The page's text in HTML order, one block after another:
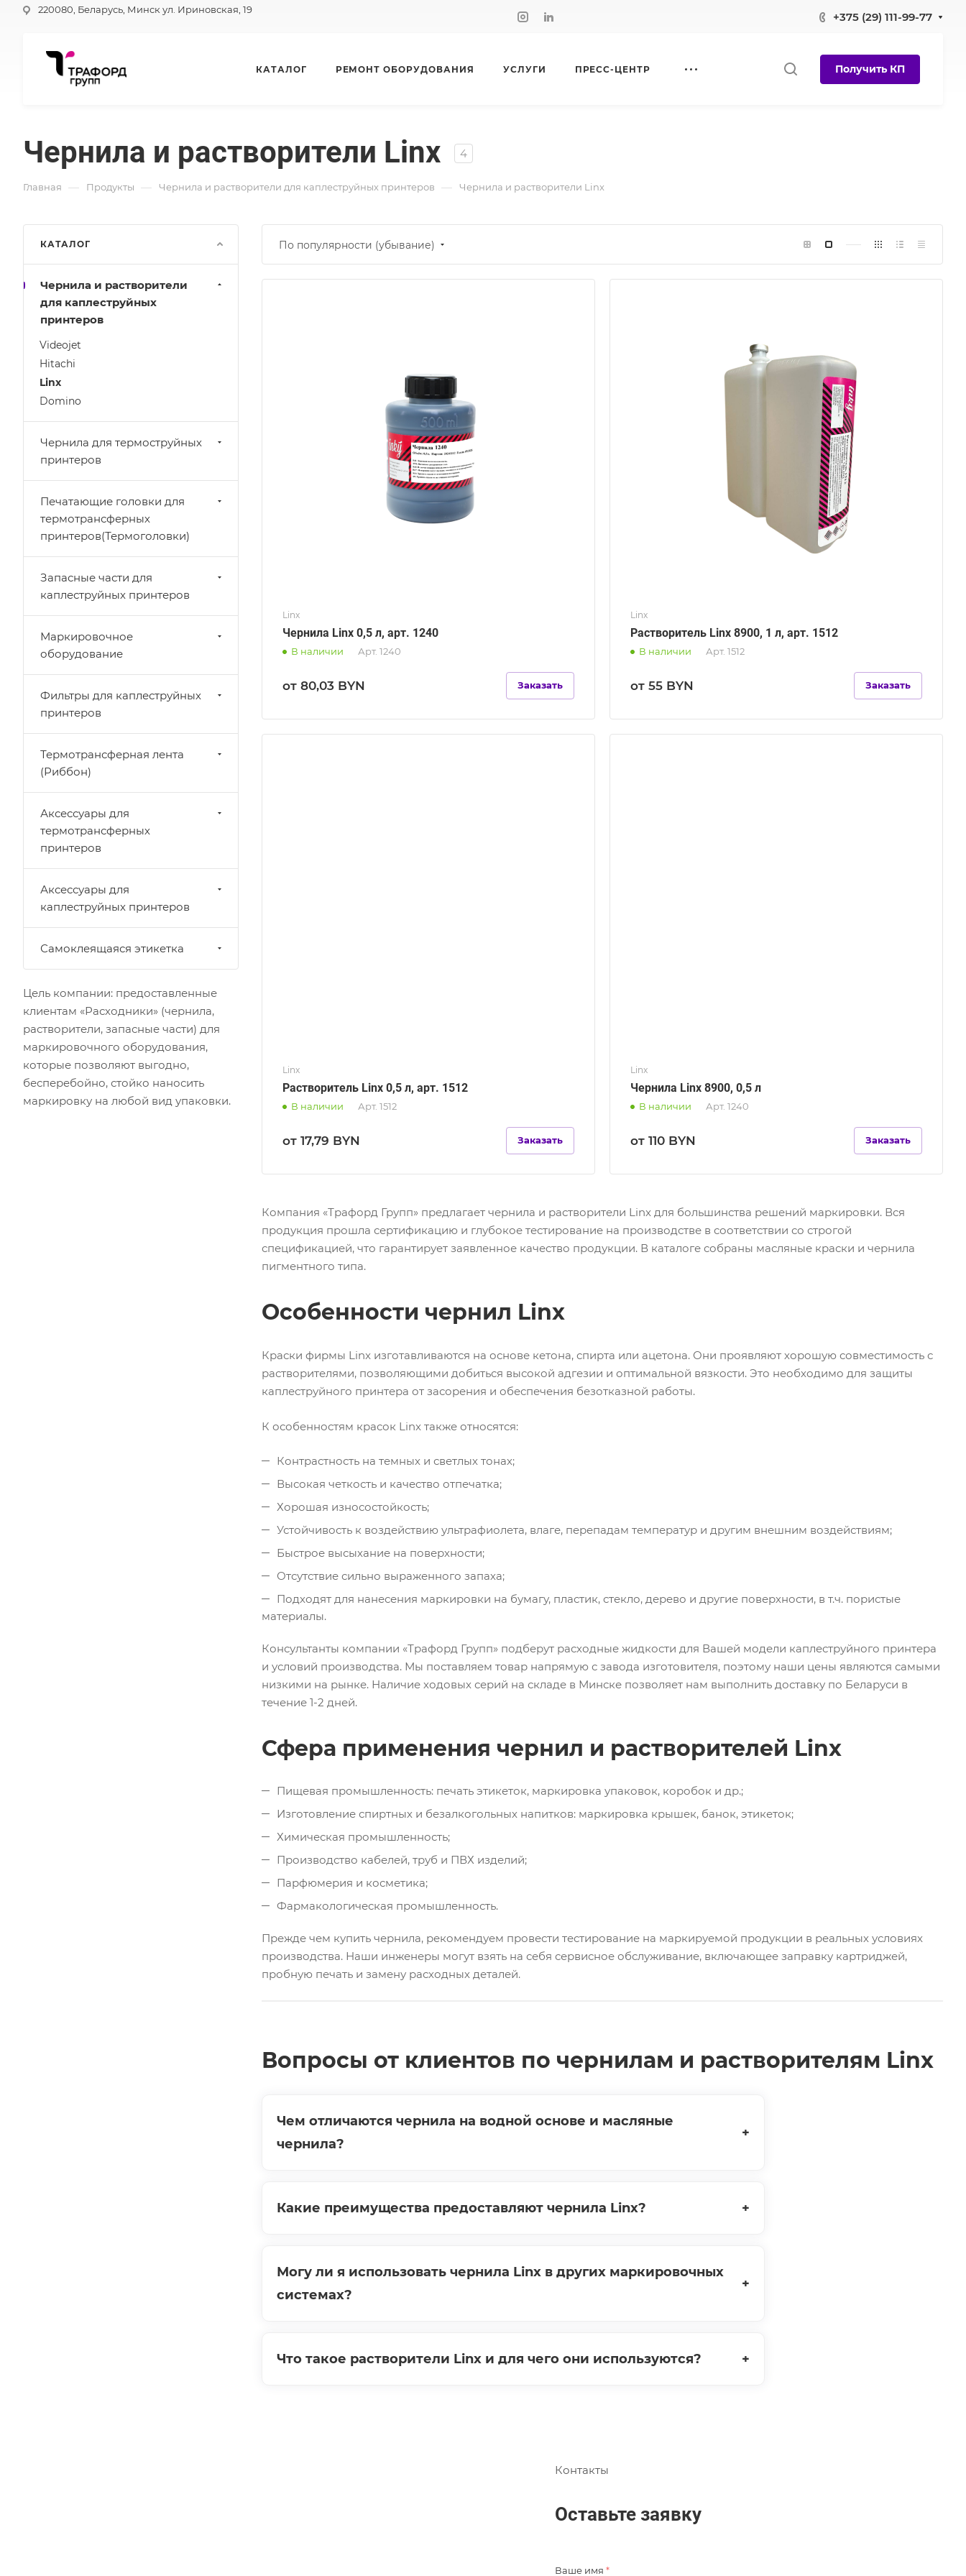
220080, Беларусь, Минск ул. Ириновская, 19
+375 (29) 111-99-77
КАТАЛОГ РЕМОНТ ОБОРУДОВАНИЯ УСЛУГИ ПРЕСС-ЦЕНТР Получить КП
Чернила и растворители Linx 4
Главная — Продукты — Чернила и растворители для каплеструйных принтеров — Чернила и растворители Linx
По популярности (убывание)
Linx
Чернила Linx 0,5 л, арт. 1240
В наличии Арт. 1240
от 80,03 BYN Заказать
Linx
Растворитель Linx 8900, 1 л, арт. 1512
В наличии Арт. 1512
от 55 BYN Заказать
Linx
Растворитель Linx 0,5 л, арт. 1512
В наличии Арт. 1512
от 17,79 BYN Заказать
Linx
Чернила Linx 8900, 0,5 л
В наличии Арт. 1240
от 110 BYN Заказать
Компания «Трафорд Групп» предлагает чернила и растворители Linx для большинства решений маркировки. Вся
продукция прошла сертификацию и глубокое тестирование на производстве в соответствии со строгой
спецификацией, что гарантирует заявленное качество продукции. В каталоге собраны масляные краски и чернила
пигментного типа.
Особенности чернил Linx
Краски фирмы Linx изготавливаются на основе кетона, спирта или ацетона. Они проявляют хорошую совместимость с
растворителями, позволяющими добиться высокой адгезии и оптимальной вязкости. Это необходимо для защиты
каплеструйного принтера от засорения и обеспечения безотказной работы.
К особенностям красок Linx также относятся:
Контрастность на темных и светлых тонах;
Высокая четкость и качество отпечатка;
Хорошая износостойкость;
Устойчивость к воздействию ультрафиолета, влаге, перепадам температур и другим внешним воздействиям;
Быстрое высыхание на поверхности;
Отсутствие сильно выраженного запаха;
Подходят для нанесения маркировки на бумагу, пластик, стекло, дерево и другие поверхности, в т.ч. пористые
материалы.
Консультанты компании «Трафорд Групп» подберут расходные жидкости для Вашей модели каплеструйного принтера
и условий производства. Мы поставляем товар напрямую с завода изготовителя, поэтому наши цены являются самыми
низкими на рынке. Наличие ходовых серий на складе в Минске позволяет нам выполнить доставку по Беларуси в
течение 1-2 дней.
Сфера применения чернил и растворителей Linx
Пищевая промышленность: печать этикеток, маркировка упаковок, коробок и др.;
Изготовление спиртных и безалкогольных напитков: маркировка крышек, банок, этикеток;
Химическая промышленность;
Производство кабелей, труб и ПВХ изделий;
Парфюмерия и косметика;
Фармакологическая промышленность.
Прежде чем купить чернила, рекомендуем провести тестирование на маркируемой продукции в реальных условиях
производства. Наши инженеры могут взять на себя сервисное обслуживание, включающее заправку картриджей,
пробную печать и замену расходных деталей.
Вопросы от клиентов по чернилам и растворителям Linx
Чем отличаются чернила на водной основе и масляные
чернила?
Какие преимущества предоставляют чернила Linx?
Могу ли я использовать чернила Linx в других маркировочных
системах?
Что такое растворители Linx и для чего они используются?
КАТАЛОГ
Чернила и растворители
для каплеструйных
принтеров
Videojet
Hitachi
Linx
Domino
Чернила для термоструйных
принтеров
Печатающие головки для
термотрансферных
принтеров(Термоголовки)
Запасные части для
каплеструйных принтеров
Маркировочное
оборудование
Фильтры для каплеструйных
принтеров
Термотрансферная лента
(Риббон)
Аксессуары для
термотрансферных
принтеров
Аксессуары для
каплеструйных принтеров
Самоклеящаяся этикетка
Цель компании: предоставленные
клиентам «Расходники» (чернила,
растворители, запасные части) для
маркировочного оборудования,
которые позволяют выгодно,
бесперебойно, стойко наносить
маркировку на любой вид упаковки.
Контакты
Оставьте заявку
Ваше имя *